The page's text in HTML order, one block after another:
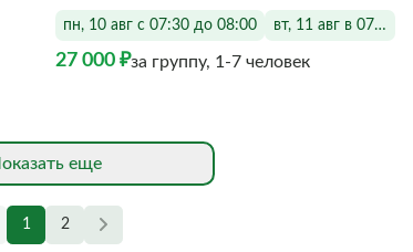
пн, 10 авг с 07:30 до 08:00 вт, 11 авг в 07:00
27 000 ₽за группу, 1-7 человек
еще
1 2